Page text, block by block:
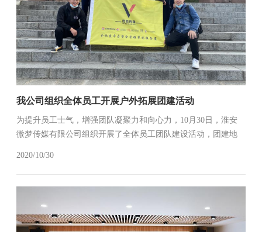
我公司组织全体员工开展户外拓展团建活动
为提升员工士气，增强团队凝聚力和向心力，10月30日，淮安
微梦传媒有限公司组织开展了全体员工团队建设活动，团建地
米，为江苏最高...
2020/10/30